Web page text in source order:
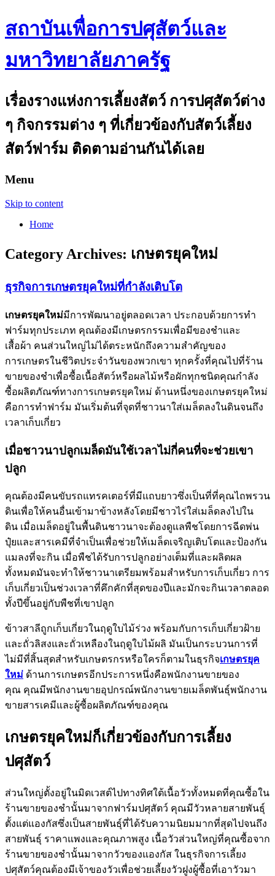
สถาบันเพื่อการปศุสัตว์และ
มหาวิทยาลัยภาครัฐ
เรื่องรางแห่งการเลี้ยงสัตว์ การปศุสัตว์ต่าง
ๆ กิจกรรมต่าง ๆ ที่เกี่ยวข้องกับสัตว์เลี้ยง
สัตว์ฟาร์ม ติดตามอ่านกันได้เลย
Menu
Skip to content
Home
Category Archives: เกษตรยุคใหม่
ธุรกิจการเกษตรยุคใหม่ที่กำลังเติบโต
เกษตรยุคใหม่มีการพัฒนาอยู่ตลอดเวลา ประกอบด้วยการทำ
ฟาร์มทุกประเภท คุณต้องมีเกษตรกรรมเพื่อมีของชำและ
เสื้อผ้า คนส่วนใหญ่ไม่ได้ตระหนักถึงความสำคัญของ
การเกษตรในชีวิตประจำวันของพวกเขา ทุกครั้งที่คุณไปที่ร้าน
ขายของชำเพื่อซื้อเนื้อสัตว์หรือผลไม้หรือผักทุกชนิดคุณกำลัง
ซื้อผลิตภัณฑ์ทางการเกษตรยุคใหม่ ด้านหนึ่งของเกษตรยุคใหม่
คือการทำฟาร์ม มันเริ่มต้นที่จุดที่ชาวนาใส่เมล็ดลงในดินจนถึง
เวลาเก็บเกี่ยว
เมื่อชาวนาปลูกเมล็ดมันใช้เวลาไม่กี่คนที่จะช่วยเขา
ปลูก
คุณต้องมีคนขับรถแทรคเตอร์ที่มีแถบยาวซึ่งเป็นที่ที่คุณไถพรวน
ดินเพื่อให้คนอื่นเข้ามาข้างหลังโดยมีชาวไร่ใส่เมล็ดลงไปใน
ดิน เมื่อเมล็ดอยู่ในพื้นดินชาวนาจะต้องดูแลพืชโดยการฉีดพ่น
ปุ๋ยและสารเคมีที่จำเป็นเพื่อช่วยให้เมล็ดเจริญเติบโตและป้องกัน
แมลงที่จะกิน เมื่อพืชได้รับการปลูกอย่างเต็มที่และผลิตผล
ทั้งหมดมันจะทำให้ชาวนาเตรียมพร้อมสำหรับการเก็บเกี่ยว การ
เก็บเกี่ยวเป็นช่วงเวลาที่คึกคักที่สุดของปีและมักจะกินเวลาตลอด
ทั้งปีขึ้นอยู่กับพืชที่เขาปลูก
ข้าวสาลีถูกเก็บเกี่ยวในฤดูใบไม้ร่วง พร้อมกับการเก็บเกี่ยวฝ้าย
และถั่วลิสงและถั่วเหลืองในฤดูใบไม้ผลิ มันเป็นกระบวนการที่
ไม่มีที่สิ้นสุดสำหรับเกษตรกรหรือใครก็ตามในธุรกิจเกษตรยุค
ใหม่ ด้านการเกษตรอีกประการหนึ่งคือพนักงานขายของ
คุณ คุณมีพนักงานขายอุปกรณ์พนักงานขายเมล็ดพันธุ์พนักงาน
ขายสารเคมีและผู้ซื้อผลิตภัณฑ์ของคุณ
เกษตรยุคใหม่ก็เกี่ยวข้องกับการเลี้ยง
ปศุสัตว์
ส่วนใหญ่ตั้งอยู่ในมิดเวสต์ไปทางทิศใต้เนื้อวัวทั้งหมดที่คุณซื้อใน
ร้านขายของชำนั้นมาจากฟาร์มปศุสัตว์ คุณมีวัวหลายสายพันธุ์
ตั้งแต่แองกัสซึ่งเป็นสายพันธุ์ที่ได้รับความนิยมมากที่สุดไปจนถึง
สายพันธุ์ ราคาแพงและคุณภาพสูง เนื้อวัวส่วนใหญ่ที่คุณซื้อจาก
ร้านขายของชำนั้นมาจากวัวของแองกัส ในธุรกิจการเลี้ยง
ปศุสัตว์คุณต้องมีเจ้าของวัวเพื่อช่วยเลี้ยงวัวฝูงผู้ซื้อที่เอาวัวมา